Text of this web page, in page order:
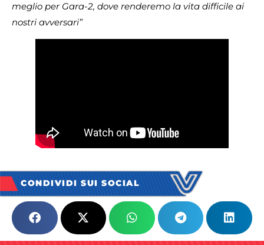
meglio per Gara-2, dove renderemo la vita difficile ai
nostri avversari”
CONDIVIDI SUI SOCIAL